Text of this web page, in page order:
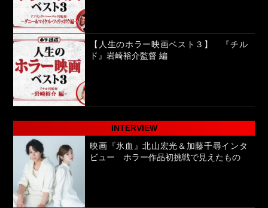
【人生のホラー映画ベスト３】 『チル
ド』岩崎裕介監督 編
INTERVIEW
映画『氷血』北山宏光＆加藤千尋インタ
ビュー ホラー作品初挑戦で見えたもの